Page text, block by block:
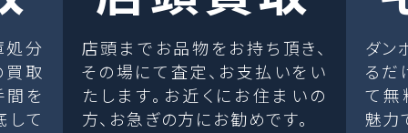
処分
取
間を
して
店頭までお品物をお持ち頂き、
その場にて査定、お支払いをい
たします。お近くにお住まいの
方、お急ぎの方にお勧めです。
ダン
るだ
て無
魅力